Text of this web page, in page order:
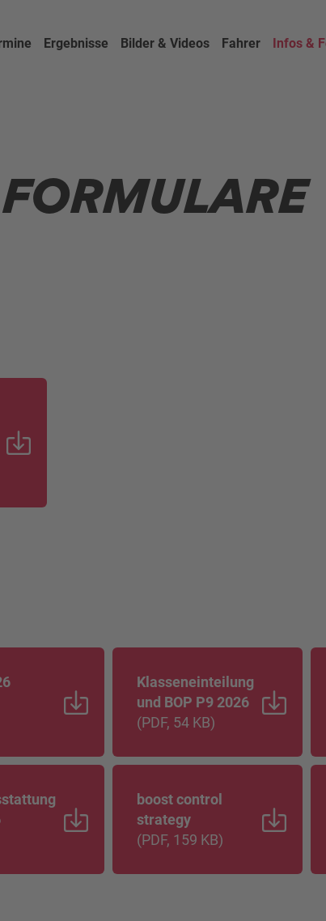
Ergebnisse Bilder & Videos Fahrer Infos &
Klasseneinteilung
und BOP P9 2026
(PDF, 54 KB)
boost control
strategy
(PDF, 159 KB)